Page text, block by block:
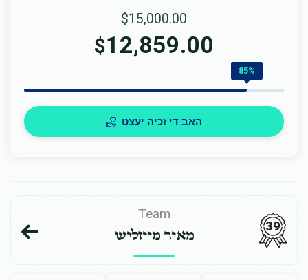
$15,000.00
$12,859.00
85%
האב די זכיה יעצט
Team
מאיר מייזליש 39